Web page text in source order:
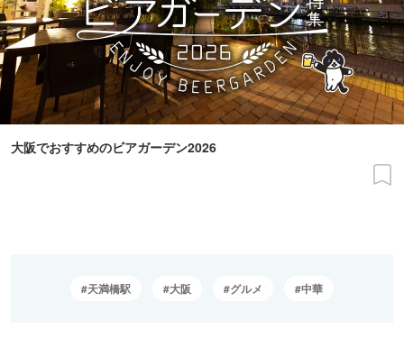
大阪でおすすめのビアガーデン2026
天満橋駅 大阪 グルメ 中華